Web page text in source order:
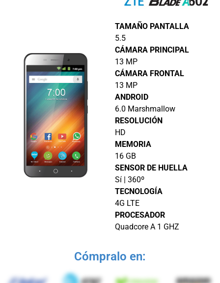
TAMAÑO PANTALLA
5.5
CÁMARA PRINCIPAL
13 MP
CÁMARA FRONTAL
13 MP
ANDROID
6.0 Marshmallow
RESOLUCIÓN
HD
MEMORIA
16 GB
SENSOR DE HUELLA
Sí | 360º
TECNOLOGÍA
4G LTE
PROCESADOR
Quadcore A 1 GHZ
Cómpralo en: